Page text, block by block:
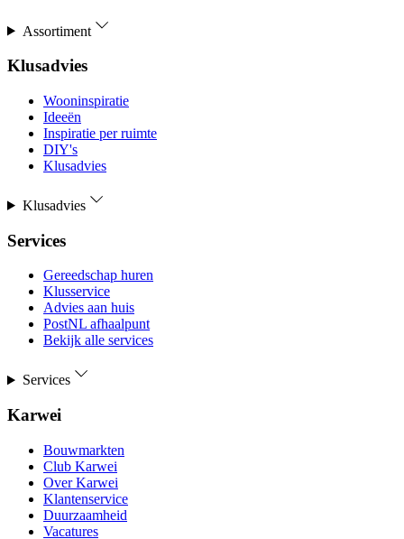
Assortiment
Klusadvies
Wooninspiratie
Ideeën
Inspiratie per ruimte
DIY's
Klusadvies
Klusadvies
Services
Gereedschap huren
Klusservice
Advies aan huis
PostNL afhaalpunt
Bekijk alle services
Services
Karwei
Bouwmarkten
Club Karwei
Over Karwei
Klantenservice
Duurzaamheid
Vacatures